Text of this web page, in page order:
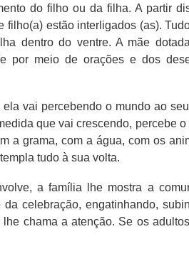
do filho ou da filha. A partir
filho(a) estão interligados (as).
dentro do ventre. A mãe
por meio de orações e dos
vai percebendo o mundo ao
que vai crescendo, percebe
a grama, com a água, com os
tudo à sua volta.
a família lhe mostra a
celebração, engatinhando,
chama a atenção. Se os